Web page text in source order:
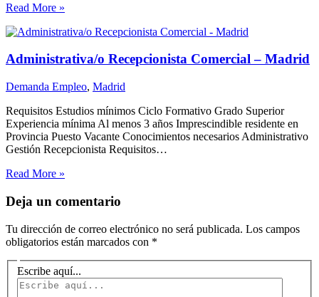
Read More »
Administrativa/o Recepcionista Comercial – Madrid
Demanda Empleo, Madrid
Requisitos Estudios mínimos Ciclo Formativo Grado Superior
Experiencia mínima Al menos 3 años Imprescindible residente en
Provincia Puesto Vacante Conocimientos necesarios Administrativo
Gestión Recepcionista Requisitos…
Read More »
Deja un comentario
Tu dirección de correo electrónico no será publicada. Los campos
obligatorios están marcados con *
Escribe aquí...